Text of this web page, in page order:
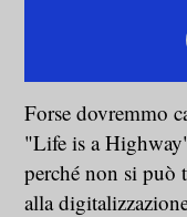
Forse dovremmo
"Life is a
perché non si può
alla